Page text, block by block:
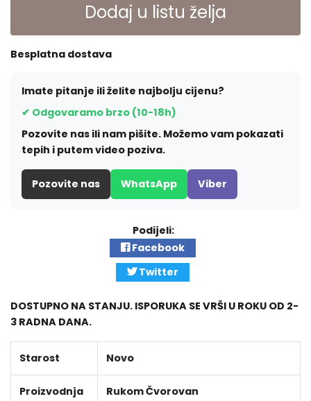
Dodaj u listu želja
Besplatna dostava
Imate pitanje ili želite najbolju cijenu?
✔ Odgovaramo brzo (10-18h)
Pozovite nas ili nam pišite. Možemo vam pokazati
tepih i putem video poziva.
Pozovite nas WhatsApp Viber
Podijeli:
Facebook
Twitter
DOSTUPNO NA STANJU. ISPORUKA SE VRŠI U ROKU OD 2-
3 RADNA DANA.
Starost Novo
Proizvodnja Rukom Čvorovan